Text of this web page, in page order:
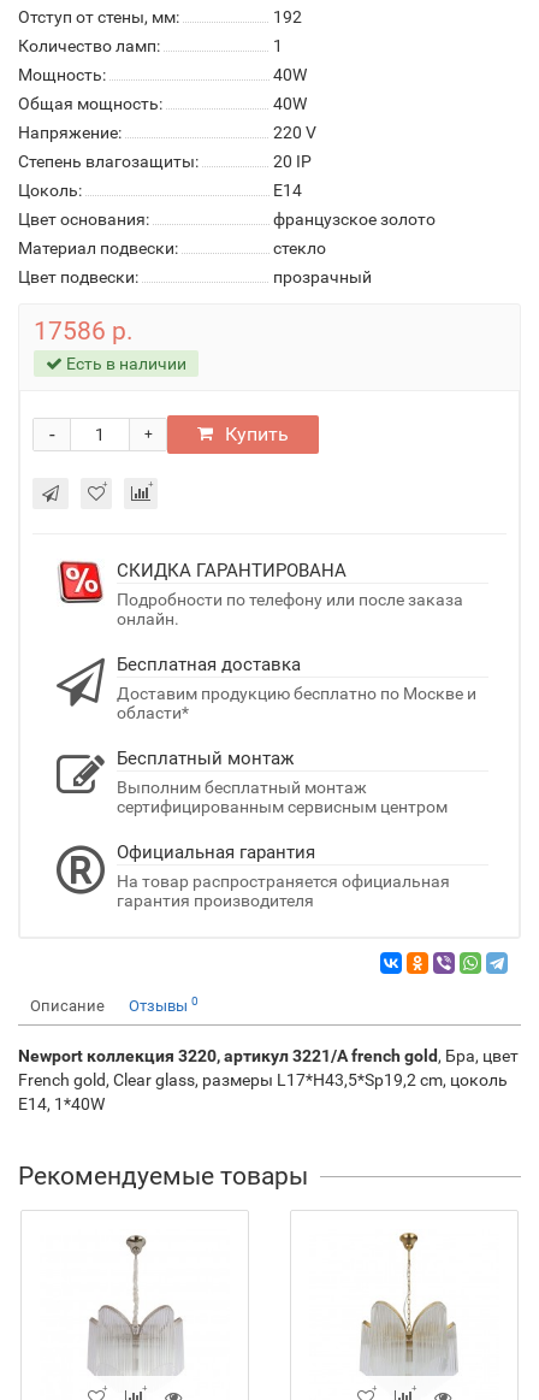
Отступ от стены, мм:
192
Количество ламп:
1
Мощность:
40W
Общая мощность:
40W
Напряжение:
220 V
Степень влагозащиты:
20 IP
Цоколь:
E14
Цвет основания:
французское золото
Материал подвески:
стекло
Цвет подвески:
прозрачный
17586 р.
Есть в наличии
+
- Купить
СКИДКА ГАРАНТИРОВАНА
Подробности по телефону или после заказа
онлайн.
Бесплатная доставка
Доставим продукцию бесплатно по Москве и
области*
Бесплатный монтаж
Выполним бесплатный монтаж
сертифицированным сервисным центром
Официальная гарантия
На товар распространяется официальная
гарантия производителя
Описание Отзывы 0
Newport коллекция 3220, артикул 3221/A french gold, Бра, цвет
French gold, Clear glass, размеры L17*H43,5*Sp19,2 cm, цоколь
E14, 1*40W
Рекомендуемые товары